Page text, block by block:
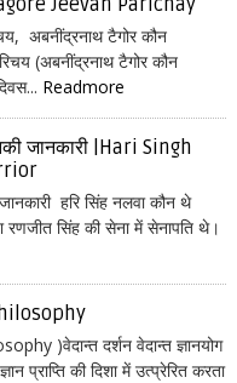
Jeevan Parichay
अबनींद्रनाथ टैगोर कौन
(अबनींद्रनाथ टैगोर कौन
Readmore
जानकारी |Hari Singh
हरि सिंह नलवा कौन थे
सिंह की सेना में सेनापति थे।
)वेदान्त दर्शन वेदान्त ज्ञानयोग
प्राप्ति की दिशा में उत्प्रेरित करता